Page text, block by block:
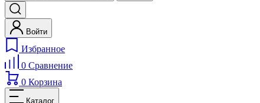
Войти
Избранное
0 Сравнение
0 Корзина
Каталог